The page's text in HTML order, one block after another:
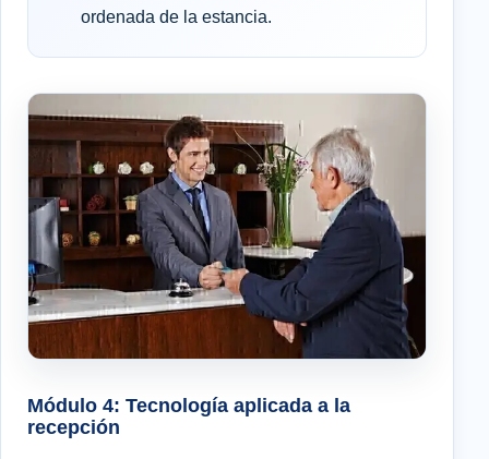
ordenada de la estancia.
Módulo 4: Tecnología aplicada a la
recepción